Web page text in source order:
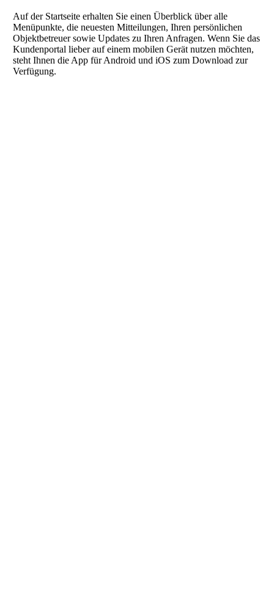
Auf der Startseite erhalten Sie einen Überblick über alle
Menüpunkte, die neuesten Mitteilungen, Ihren persönlichen
Objektbetreuer sowie Updates zu Ihren Anfragen. Wenn Sie das
Kundenportal lieber auf einem mobilen Gerät nutzen möchten,
steht Ihnen die App für Android und iOS zum Download zur
Verfügung.